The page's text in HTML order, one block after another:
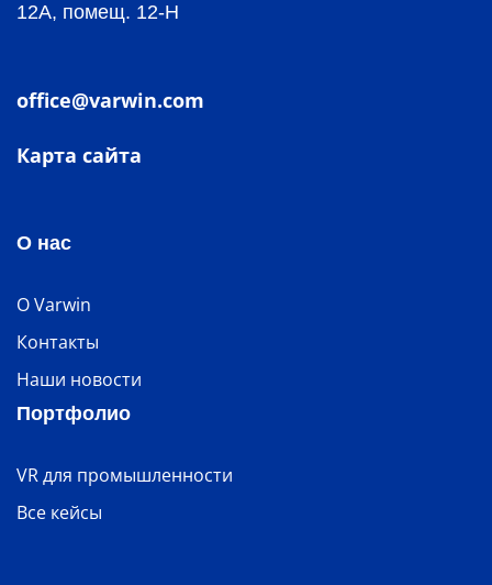
12А, помещ. 12-Н
office@varwin.com
Карта сайта
О нас
О Varwin
Контакты
Наши новости
Портфолио
VR для промышленности
Все кейсы